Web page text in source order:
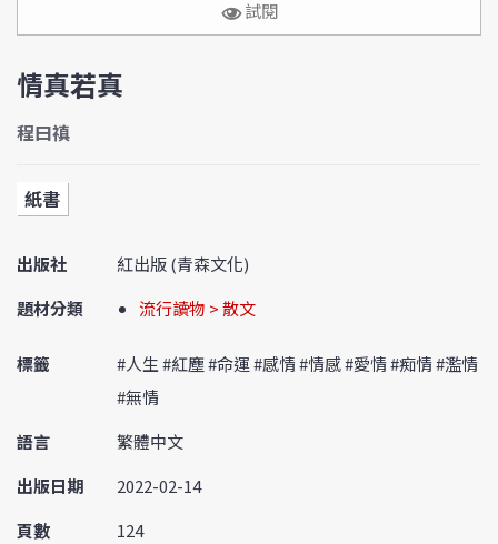
試閱
情真若真
程曰禛
紙書
出版社
紅出版 (青森文化)
題材分類
流行讀物 > 散文
標籤
#人生 #紅塵 #命運 #感情 #情感 #愛情 #痴情 #濫情
#無情
語言
繁體中文
出版日期
2022-02-14
頁數
124